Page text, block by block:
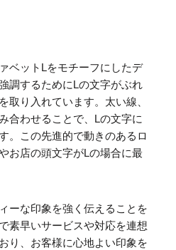
ベットLをモチーフにしたデ
調するためにLの文字がぶれ
取り入れています。太い線、
合わせることで、Lの文字に
。この先進的で動きのあるロ
お店の頭文字がLの場合に最
ーな印象を強く伝えることを
素早いサービスや対応を連想
り、お客様に心地よい印象を